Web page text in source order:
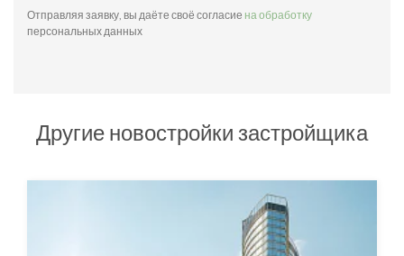
Отправляя заявку, вы даёте своё согласие на обработку
персональных данных
Другие новостройки застройщика